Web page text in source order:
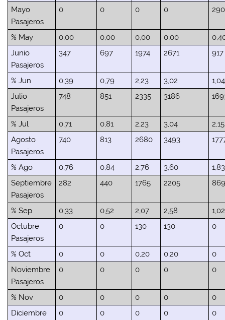
Mayo
Pasajeros
0 0 0 0 290
% May 0,00 0,00 0,00 0,00
Junio
Pasajeros
347 697 1974 2671 917
% Jun 0,39 0,79 2,23 3,02
1,04
Julio
Pasajeros
748 851 2335 3186
% Jul 0,71 0,81 2,23 3,04
2,15
Agosto
Pasajeros
740 813 2680 3493
% Ago 0,76 0,84 2,76 3,60
1,83
Septiembre
Pasajeros
282 440 1765 2205
% Sep 0,33 0,52 2,07 2,58
1,02
Octubre
Pasajeros
0 0 130 130 0
% Oct 0 0 0,20 0,20
0
Noviembre
Pasajeros
0 0 0 0 0
% Nov 0 0 0 0
0
Diciembre
0 0 0 0 0